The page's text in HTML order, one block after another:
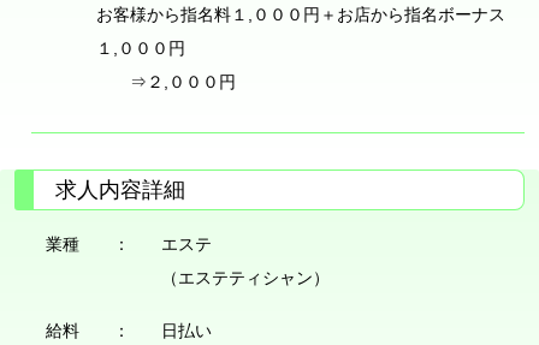
お客様から指名料１,０００円＋お店から指名ボーナス
１,０００円
⇒２,０００円
求人内容詳細
業種 ：
エステ
（エステティシャン）
給料 ： 日払い